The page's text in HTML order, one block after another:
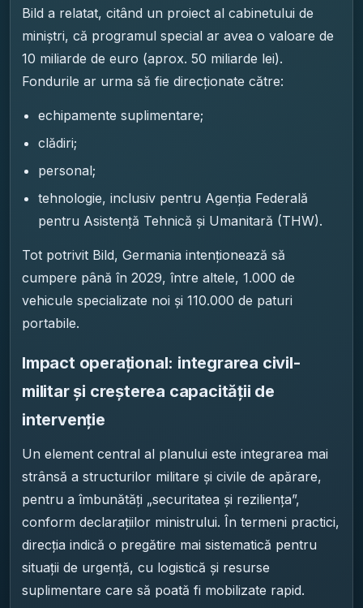
Bild a relatat, citând un proiect al cabinetului de
miniștri, că programul special ar avea o valoare de
10 miliarde de euro (aprox. 50 miliarde lei).
Fondurile ar urma să fie direcționate către:
echipamente suplimentare;
clădiri;
personal;
tehnologie, inclusiv pentru Agenția Federală
pentru Asistență Tehnică și Umanitară (THW).
Tot potrivit Bild, Germania intenționează să
cumpere până în 2029, între altele, 1.000 de
vehicule specializate noi și 110.000 de paturi
portabile.
Impact operațional: integrarea civil-
militar și creșterea capacității de
intervenție
Un element central al planului este integrarea mai
strânsă a structurilor militare și civile de apărare,
pentru a îmbunătăți „securitatea și reziliența”,
conform declarațiilor ministrului. În termeni practici,
direcția indică o pregătire mai sistematică pentru
situații de urgență, cu logistică și resurse
suplimentare care să poată fi mobilizate rapid.